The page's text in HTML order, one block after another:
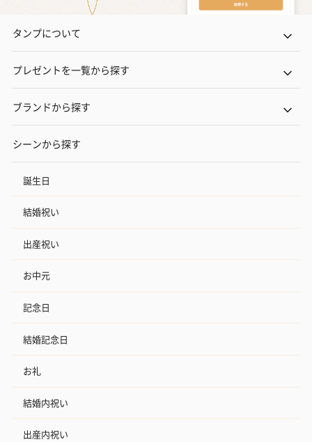
タンプについて
プレゼントを一覧から探す
ブランドから探す
シーンから探す
誕生日
結婚祝い
出産祝い
お中元
記念日
結婚記念日
お礼
結婚内祝い
出産内祝い